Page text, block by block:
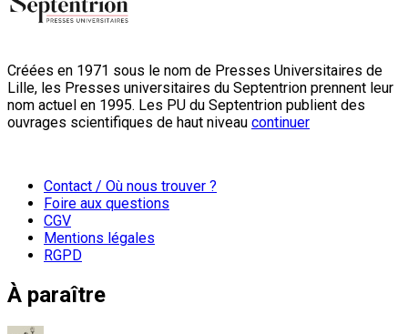
Créées en 1971 sous le nom de Presses Universitaires de
Lille, les Presses universitaires du Septentrion prennent leur
nom actuel en 1995. Les PU du Septentrion publient des
ouvrages scientifiques de haut niveau continuer
Contact / Où nous trouver ?
Foire aux questions
CGV
Mentions légales
RGPD
À paraître